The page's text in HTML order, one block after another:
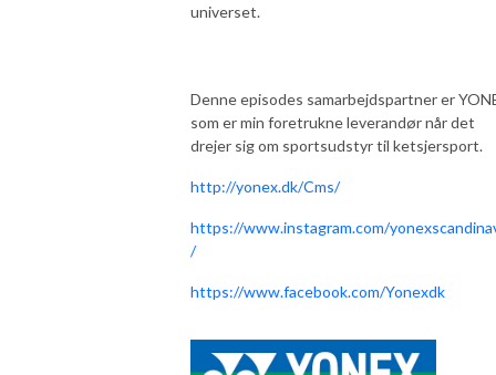
universet.
Denne episodes samarbejdspartner er
som er min foretrukne leverandør når det
drejer sig om sportsudstyr til ketsjersport.
http://yonex.dk/Cms/
https://www.instagram.com/
/
https://www.facebook.com/Yonexdk